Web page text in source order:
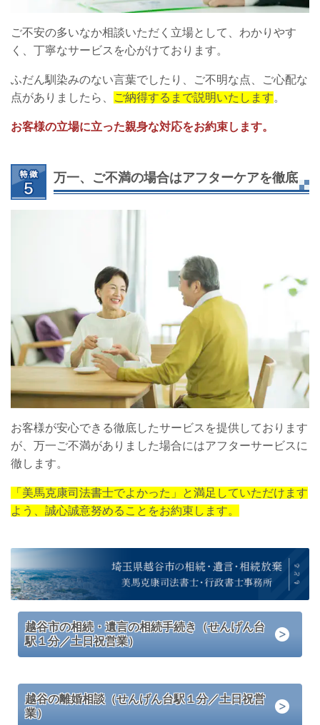
ご不安の多いなか相談いただく立場として、わかりやす
く、丁寧なサービスを心がけております。
ふだん馴染みのない言葉でしたり、ご不明な点、ご心配な
点がありましたら、
ご納得するまで説明いたします。
お客様の立場に立った親身な対応をお約束します。
万一、ご不満の場合はアフターケアを徹底
お客様が安心できる徹底したサービスを提供しております
が、万一ご不満がありました場合にはアフターサービスに
徹します。
「美馬克康司法書士でよかった」と満足していただけます
よう、誠心誠意努めることをお約束します。
越谷市の相続・遺言の相続手続き（せんげん台
駅１分／土日祝営業）
越谷の離婚相談（せんげん台駅１分／土日祝営
業）